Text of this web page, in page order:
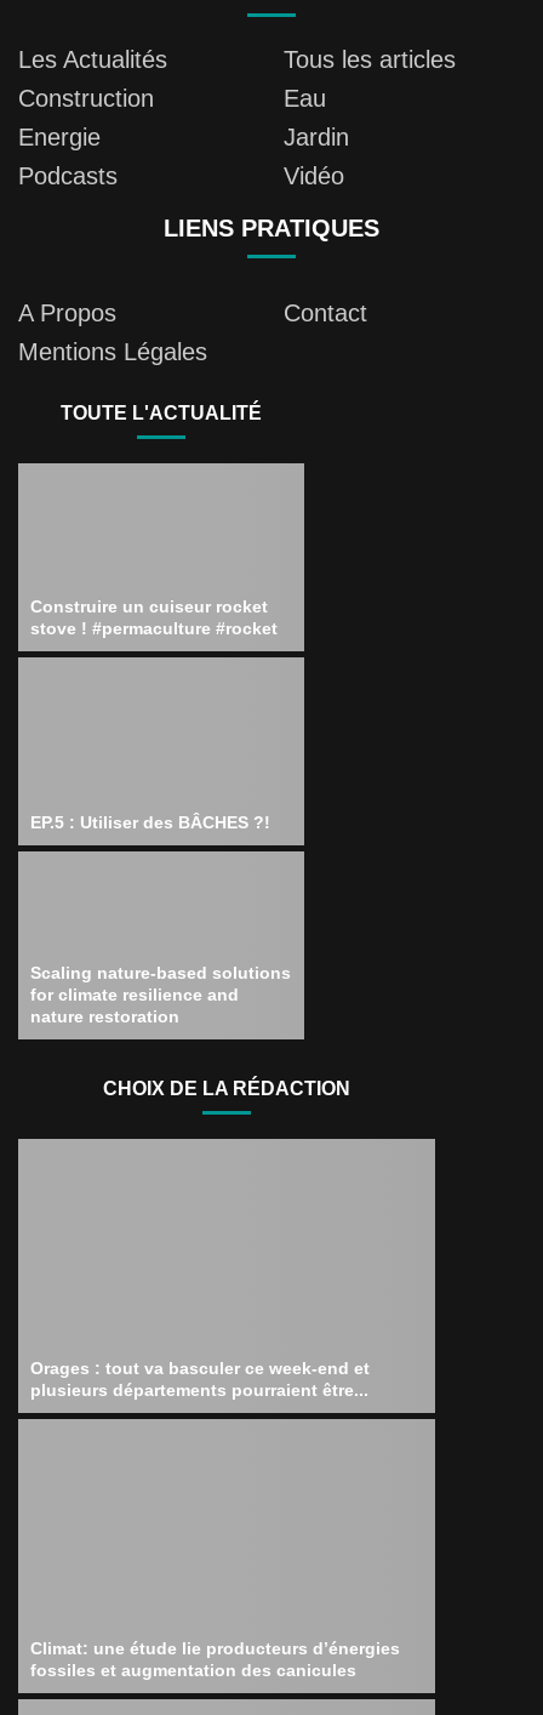
Les Actualités
Tous les articles
Construction
Eau
Energie
Jardin
Podcasts
Vidéo
LIENS PRATIQUES
A Propos
Contact
Mentions Légales
TOUTE L'ACTUALITÉ
Construire un cuiseur rocket
stove ! #permaculture #rocket
EP.5 : Utiliser des BÂCHES ?!
Scaling nature-based solutions
for climate resilience and
nature restoration
CHOIX DE LA RÉDACTION
Orages : tout va basculer ce week-end et
plusieurs départements pourraient être...
Climat: une étude lie producteurs d’énergies
fossiles et augmentation des canicules